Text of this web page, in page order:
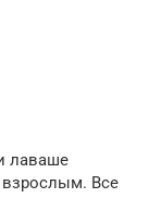
лаваше
взрослым. Все